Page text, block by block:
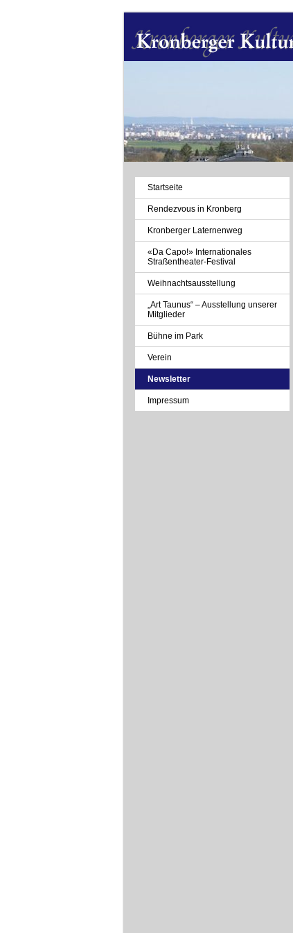
Navigation
überspringen
Startseite
Rendezvous in Kronberg
Kronberger Laternenweg
«Da Capo!» Internationales
Straßentheater-Festival
Weihnachtsausstellung
„Art Taunus“ – Ausstellung unserer
Mitglieder
Bühne im Park
Verein
Newsletter
Impressum